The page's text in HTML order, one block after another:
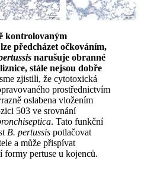
kontrolovaným
předcházet očkováním,
narušuje obranné
stále nejsou dobře
zjistili, že cytotoxická
prostřednictvím
oslabena vložením
503 ve srovnání
. Tato funkční
B. pertussispotlačovat
a může přispívat
pertuse u kojenců.